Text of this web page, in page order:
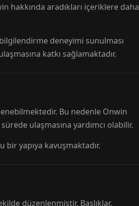
hakkında aradıkları içeriklere daha
deneyimi sunulması
katkı sağlamaktadır.
Bu nedenle Onwin
ulaşmasına yardımcı olabilir.
yapıya kavuşmaktadır.
düzenlenmiştir. Başlıklar,